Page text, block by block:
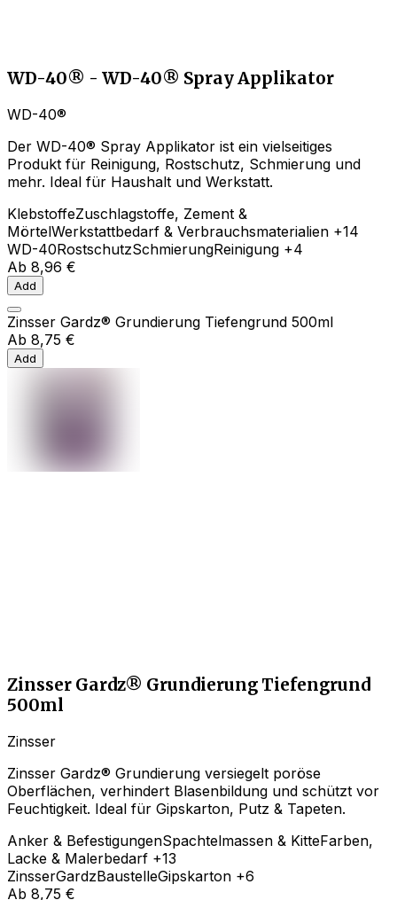
WD-40® - WD-40® Spray Applikator
WD-40®
Der WD-40® Spray Applikator ist ein vielseitiges
Produkt für Reinigung, Rostschutz, Schmierung und
mehr. Ideal für Haushalt und Werkstatt.
KlebstoffeZuschlagstoffe, Zement &
MörtelWerkstattbedarf & Verbrauchsmaterialien +14
WD-40RostschutzSchmierungReinigung +4
Ab 8,96 €
Add
Zinsser Gardz® Grundierung Tiefengrund 500ml
Ab 8,75 €
Add
Zinsser Gardz® Grundierung Tiefengrund
500ml
Zinsser
Zinsser Gardz® Grundierung versiegelt poröse
Oberflächen, verhindert Blasenbildung und schützt vor
Feuchtigkeit. Ideal für Gipskarton, Putz & Tapeten.
Anker & BefestigungenSpachtelmassen & KitteFarben,
Lacke & Malerbedarf +13
ZinsserGardzBaustelleGipskarton +6
Ab 8,75 €